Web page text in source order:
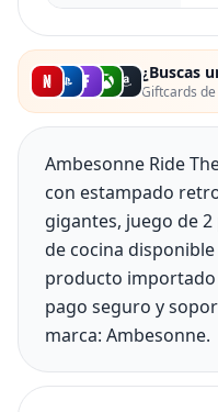
¿Buscas
Giftcards
Ambesonne Ride
con estampado
gigantes, juego de
de cocina disponible
producto
pago seguro y
marca: Ambesonne.